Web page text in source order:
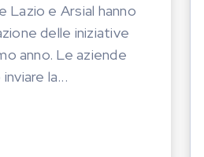
Lazio e Arsial hanno
delle iniziative
anno. Le aziende
la...